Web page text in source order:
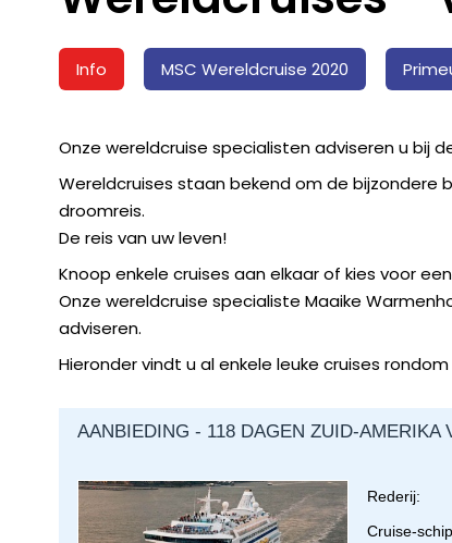
Info MSC Wereldcruise 2020
Onze wereldcruise specialisten adviseren u bij
Wereldcruises staan bekend om de
droomreis.
De reis van uw leven!
Knoop enkele cruises aan elkaar of kies voor
Onze wereldcruise specialiste Maaike
adviseren.
Hieronder vindt u al enkele leuke cruises
AANBIEDING - 118 DAGEN ZUID-AMERIKA
Rederij:
Cruise-